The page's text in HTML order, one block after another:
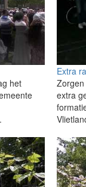
het
Extra
extra